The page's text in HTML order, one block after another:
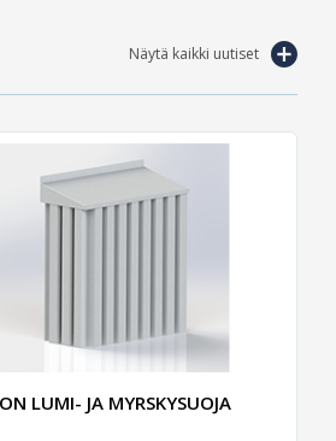
Näytä kaikki uutiset
LUMI- JA MYRSKYSUOJA